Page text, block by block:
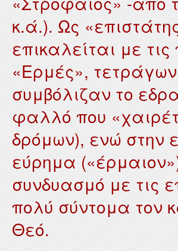
κ.ά.). Ως
επικαλείται με
«Ερμές»,
συμβόλιζαν το
φαλλό που
δρόμων), ενώ στην
εύρημα
συνδυασμό με τις
πολύ σύντομα τον
Θεό.